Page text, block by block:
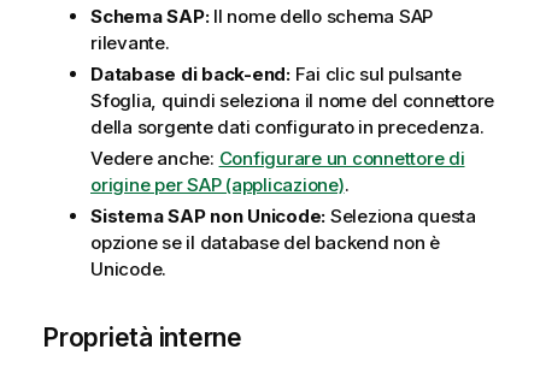
Schema SAP: Il nome dello schema SAP
rilevante.
Database di back-end:Fai clic sul pulsante
Sfoglia, quindi seleziona il nome del connettore
della sorgente dati configurato in precedenza.
Vedere anche: Configurare un connettore di
origine per SAP (applicazione).
Sistema SAP non Unicode: Seleziona questa
opzione se il database del backend non è
Unicode.
Proprietà interne